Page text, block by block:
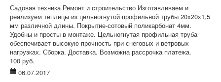
Садовая техника Ремонт и строительство Изготавливаем и
реализуем теплицы из цельногнутой профильной трубы 20х20х1,5
мм различной длины. Покрытие-сотовый поликарбонат 4мм.
Удобны и просты в монтаже. Цельногнутая профильная труба
обеспечивает высокую прочность при снеговых и ветровых
нагрузках. Сборка. Доставка. Возможна рассрочка платежа.
100 руб.
06.07.2017